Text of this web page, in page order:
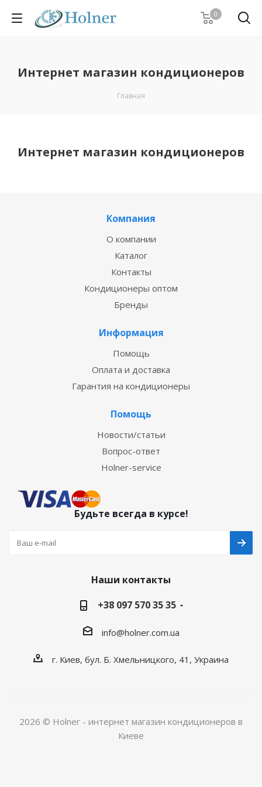
0
Интернет магазин кондиционеров
Главная
Интернет магазин кондиционеров
Компания
О компании
Каталог
Контакты
Кондиционеры оптом
Бренды
Информация
Помощь
Оплата и доставка
Гарантия на кондиционеры
Помощь
Новости/статьи
Вопрос-ответ
Holner-service
Будьте всегда в курсе!
Наши контакты
+38 097 570 35 35
info@holner.com.ua
г. Киев, бул. Б. Хмельницкого, 41, Украина
2026 © Holner - интернет магазин кондиционеров в
Киеве